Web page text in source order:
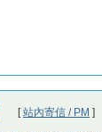
[站內寄信 / PM ]